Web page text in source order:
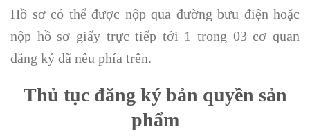
Hồ sơ có thể được nộp qua đường bưu điện hoặc
nộp hồ sơ giấy trực tiếp tới 1 trong 03 cơ quan
đăng ký đã nêu phía trên.
Thủ tục đăng ký bản quyền sản
phẩm